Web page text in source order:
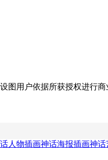
用户依据所获授权进行商
人物插画神话海报插画神话